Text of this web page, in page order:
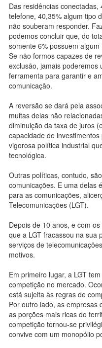
Das residências
telefone, 40,35% algum tipo
não souberam responder.
podemos concluir que, do
somente 6% possuem
Se não formos capazes de
exclusão, jamais poderemos
ferramenta para garantir e
comunicação.
A reversão se dará pela
muitas delas não
diminuição da taxa de juros
capacidade de
vigorosa política industrial
tecnológica.
Outras políticas, contudo,
comunicações. E uma delas
para as comunicações,
Telecomunicações (LGT).
Depois de 10 anos, e com
que a LGT fracassou na sua
serviços de
motivos.
Em primeiro lugar, a LGT
competição no mercado.
está sujeita às regras de
Por outro lado, as empresas
as porções mais ricas do
competição tornou-se
convive com um monopólio